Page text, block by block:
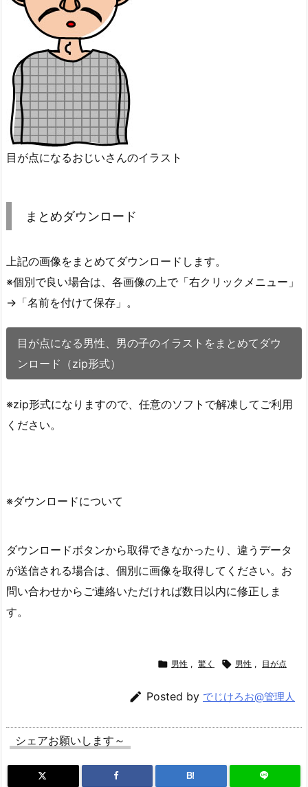
目が点になるおじいさんのイラスト
まとめダウンロード
上記の画像をまとめてダウンロードします。
※個別で良い場合は、各画像の上で「右クリックメニュー」
→「名前を付けて保存」。
目が点になる男性、男の子のイラストをまとめてダウ
ンロード（zip形式）
※zip形式になりますので、任意のソフトで解凍してご利用
ください。
※ダウンロードについて
ダウンロードボタンから取得できなかったり、違うデータ
が送信される場合は、個別に画像を取得してください。お
問い合わせからご連絡いただければ数日以内に修正しま
す。
 男性 , 驚く  男性 , 目が点
 Posted by でじけろお@管理人
シェアお願いします～
B!